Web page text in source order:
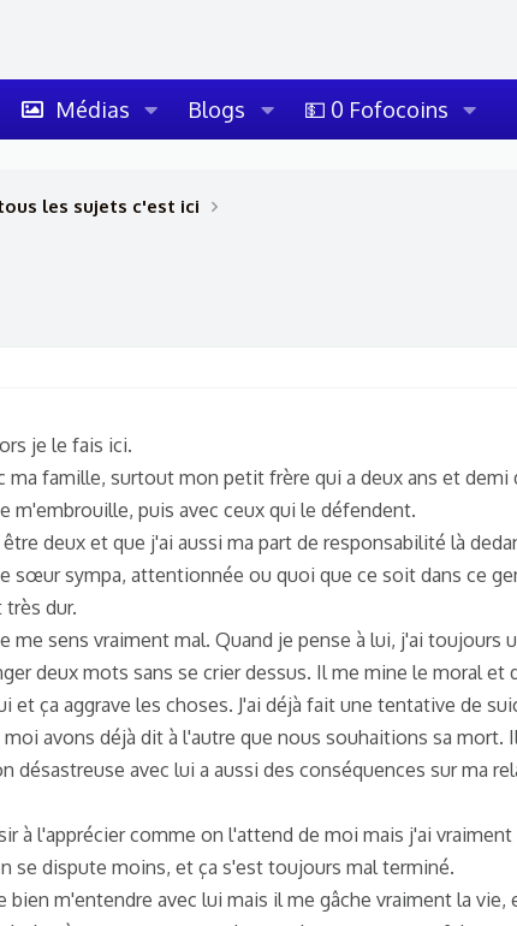
Médias Blogs 💵 0 Fofocoins
les sujets c'est ici
je le fais ici.
ma famille, surtout mon petit frère qui a deux ans et demi
m'embrouille, puis avec ceux qui le défendent.
deux et que j'ai aussi ma part de responsabilité là
sœur sympa, attentionnée ou quoi que ce soit dans ce
dur.
me sens vraiment mal. Quand je pense à lui, j'ai toujours
deux mots sans se crier dessus. Il me mine le moral et
et ça aggrave les choses. J'ai déjà fait une tentative de
avons déjà dit à l'autre que nous souhaitions sa mort.
désastreuse avec lui a aussi des conséquences sur ma
à l'apprécier comme on l'attend de moi mais j'ai vraiment
se dispute moins, et ça s'est toujours mal terminé.
bien m'entendre avec lui mais il me gâche vraiment la vie,